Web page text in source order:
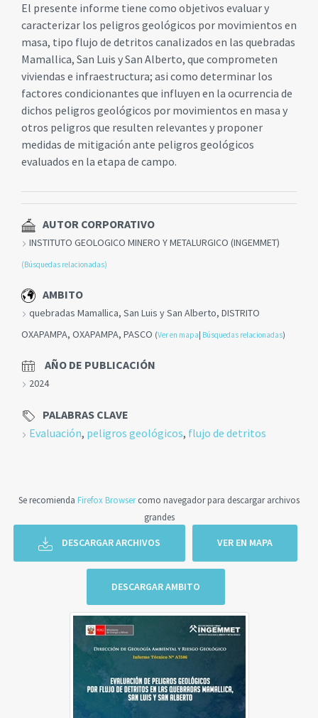
El presente informe tiene como objetivos evaluar y
caracterizar los peligros geológicos por movimientos en
masa, tipo flujo de detritos canalizados en las quebradas
Mamallica, San Luis y San Alberto, que comprometen
viviendas e infraestructura; asi como determinar los
factores condicionantes que influyen en la ocurrencia de
dichos peligros geológicos por movimientos en masa y
otros peligros que resulten relevantes y proponer
medidas de mitigación ante peligros geológicos
evaluados en la etapa de campo.
AUTOR CORPORATIVO
INSTITUTO GEOLOGICO MINERO Y METALURGICO (INGEMMET)
(Búsquedas relacionadas)
AMBITO
quebradas Mamallica, San Luis y San Alberto, DISTRITO
OXAPAMPA, OXAPAMPA, PASCO (Ver en mapa Búsquedas relacionadas)
AÑO DE PUBLICACIÓN
2024
PALABRAS CLAVE
Evaluación, peligros geológicos, flujo de detritos
Se recomienda Firefox Browsercomo navegador para descargar archivos
grandes
DESCARGAR ARCHIVOS VER EN MAPA
DESCARGAR AMBITO